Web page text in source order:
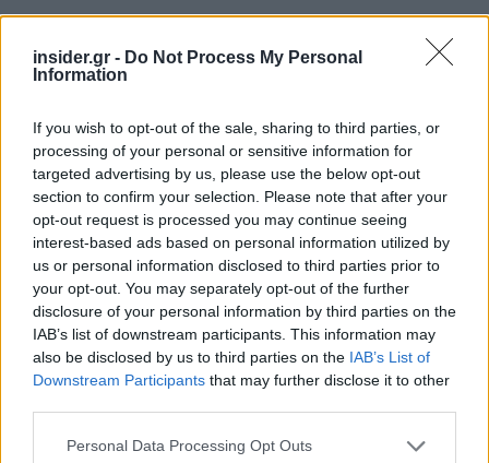
insider.gr - Do Not Process My Personal
Information
If you wish to opt-out of the sale, sharing to third parties, or
processing of your personal or sensitive information for
targeted advertising by us, please use the below opt-out
section to confirm your selection. Please note that after your
opt-out request is processed you may continue seeing
interest-based ads based on personal information utilized by
us or personal information disclosed to third parties prior to
your opt-out. You may separately opt-out of the further
disclosure of your personal information by third parties on the
IAB’s list of downstream participants. This information may
also be disclosed by us to third parties on the IAB’s List of
Downstream Participants that may further disclose it to other
Please note that this website/app uses one or more Google
Personal Data Processing Opt Outs
Καταληκτικά σημειώνει ότι «επειδή αυτά τα
αποτελέσματα είναι ο καθρέπτης της πολιτικής
του, ας σταματήσει τα copy paste από τη Χίλαρι